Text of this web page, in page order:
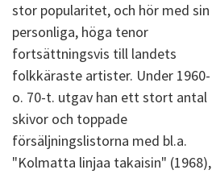
stor popularitet, och hör med sin
personliga, höga tenor
fortsättningsvis till landets
folkkäraste artister. Under 1960-
o. 70-t. utgav han ett stort antal
skivor och toppade
försäljningslistorna med bl.a.
"Kolmatta linjaa takaisin" (1968),